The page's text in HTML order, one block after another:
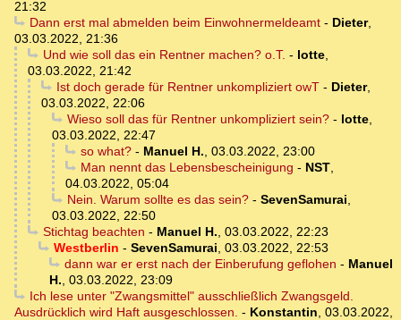
21:32
Dann erst mal abmelden beim Einwohnermeldeamt- Dieter,
03.03.2022, 21:36
Und wie soll das ein Rentner machen? o.T. - lotte,
03.03.2022, 21:42
Ist doch gerade für Rentner unkompliziert owT- Dieter,
03.03.2022, 22:06
Wieso soll das für Rentner unkompliziert sein?- lotte,
03.03.2022, 22:47
so what?- Manuel H., 03.03.2022, 23:00
Man nennt das Lebensbescheinigung - NST,
04.03.2022, 05:04
Nein. Warum sollte es das sein?- SevenSamurai,
03.03.2022, 22:50
Stichtag beachten - Manuel H., 03.03.2022, 22:23
Westberlin - SevenSamurai, 03.03.2022, 22:53
dann war er erst nach der Einberufung geflohen - Manuel
H., 03.03.2022, 23:09
Ich lese unter "Zwangsmittel" ausschließlich Zwangsgeld.
Ausdrücklich wird Haft ausgeschlossen. - Konstantin, 03.03.2022,